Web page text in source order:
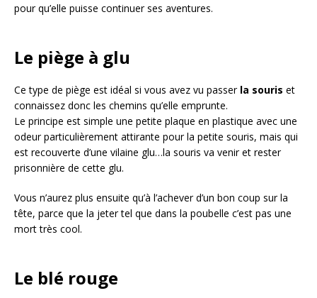
pour qu’elle puisse continuer ses aventures.
Le piège à glu
Ce type de piège est idéal si vous avez vu passer la souris et
connaissez donc les chemins qu’elle emprunte.
Le principe est simple une petite plaque en plastique avec une
odeur particulièrement attirante pour la petite souris, mais qui
est recouverte d’une vilaine glu…la souris va venir et rester
prisonnière de cette glu.
Vous n’aurez plus ensuite qu’à l’achever d’un bon coup sur la
tête, parce que la jeter tel que dans la poubelle c’est pas une
mort très cool.
Le blé rouge